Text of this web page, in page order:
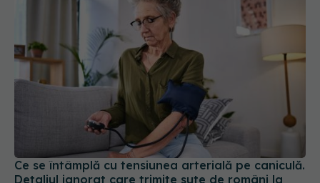
Ce se întâmplă cu tensiunea arterială pe caniculă.
Detaliul ignorat care trimite sute de români la
urgențe